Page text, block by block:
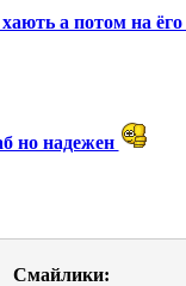
хають а потом на
но надежен
Смайлики: